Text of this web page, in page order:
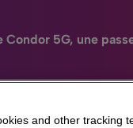
Condor 5G, une
and other tracking